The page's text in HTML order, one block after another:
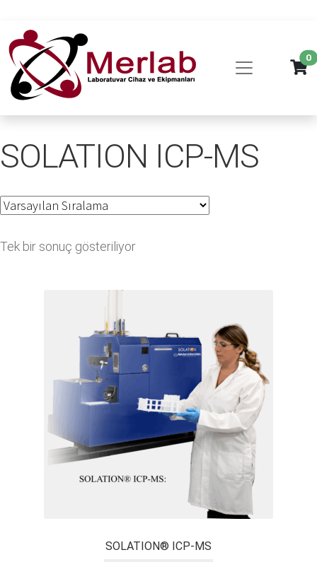
0
SOLATION ICP-MS
Tek bir sonuç gösteriliyor
SOLATION® ICP-MS